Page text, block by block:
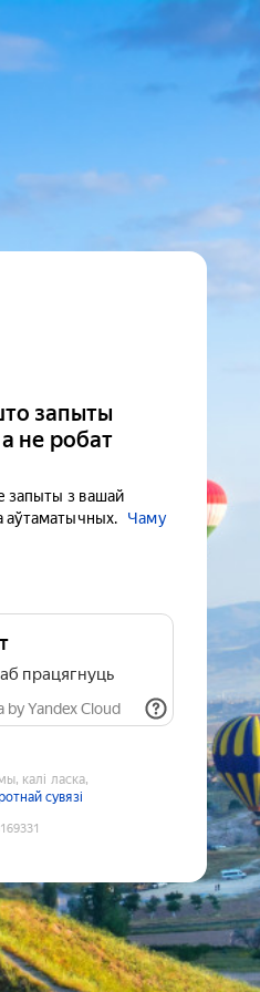
запыты
не робат
запыты з вашай
аўтаматычных.
Чаму
працягнуць
by Yandex Cloud
калі ласка,
сувязі